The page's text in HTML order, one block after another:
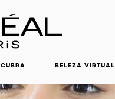
BELEZA VIRTUAL